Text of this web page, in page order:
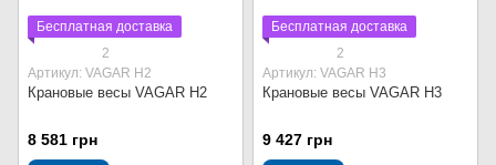
Бесплатная доставка
2
Артикул: VAGAR Н2
Крановые весы VAGAR Н2
8 581 грн
Бесплатная доставка
2
Артикул: VAGAR Н3
Крановые весы VAGAR Н3
9 427 грн